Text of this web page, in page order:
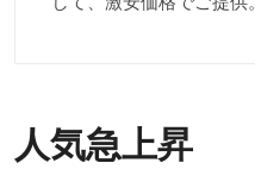
人気急上昇